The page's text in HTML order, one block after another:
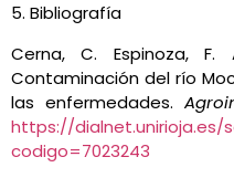
5. Bibliografía
Cerna, C. Espinoza,
Contaminación del río
las enfermedades.
https://dialnet.unirioja.es/
codigo=7023243